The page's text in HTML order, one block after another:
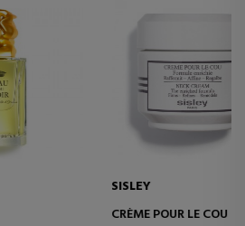
CRÈME POUR LE COU